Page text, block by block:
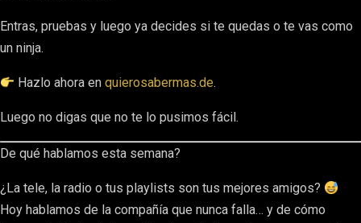
Entras, pruebas y luego ya decides si te quedas o te vas como
un ninja.
Hazlo ahora enquierosabermas.de.
Luego no digas que no te lo pusimos fácil.
De qué hablamos esta semana?
¿La tele, la radio o tus playlists son tus mejores amigos?
Hoy hablamos de la compañía que nunca falla… y de cómo